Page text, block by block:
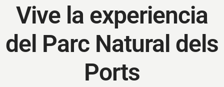
Vive la experiencia
del Parc Natural dels
Ports